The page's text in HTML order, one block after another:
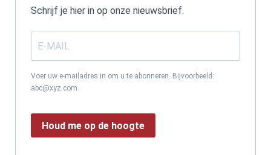
Schrijf je hier in op onze nieuwsbrief.
Voer uw e-mailadres in om u te abonneren. Bijvoorbeeld:
abc@xyz.com.
Houd me op de hoogte